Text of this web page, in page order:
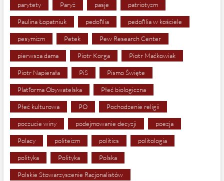
parytety Paryż pasje patriotyzm
Paulina Łopatniuk pedofilia pedofilia w kościele
pesymizm Petek Pew Research Center
pierwsza dama Piotr Korga Piotr Maćkowiak
Piotr Napierała PiS Pismo Święte
Platforma Obywatelska Płeć biologiczna
Płeć kulturowa PO Pochodzenie religii
poczucie winy podejmowanie decyzji poezja
Polacy politeizm politics politologia
polityka Polityka Polska
Polskie Stowarzyszenie Racjonalistów